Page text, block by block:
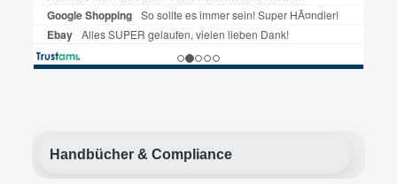
Handbücher & Compliance